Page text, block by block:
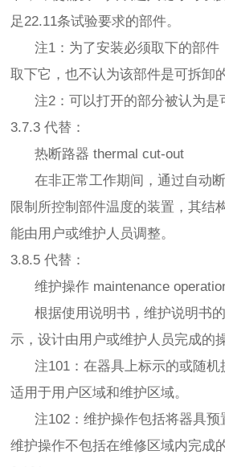
足22.11条试验要求的部件。
注1：为了安装必须取下的部件
取下它，也不认为该部件是可拆卸的
注2：可以打开的部分被认为是
3.7.3 代替：
热断路器 thermal cut-out
在非正常工作期间，通过自动断
限制所控制部件温度的装置，其结
能由用户或维护人员调整。
3.8.5 代替：
维护操作 maintenance
根据使用说明书，维护说明书
示，设计由用户或维护人员完成的
注101：在器具上标示的或随机
适用于用户区域和维护区域。
注102：维护操作包括将器具预
维护操作不包括在维修区域内完成